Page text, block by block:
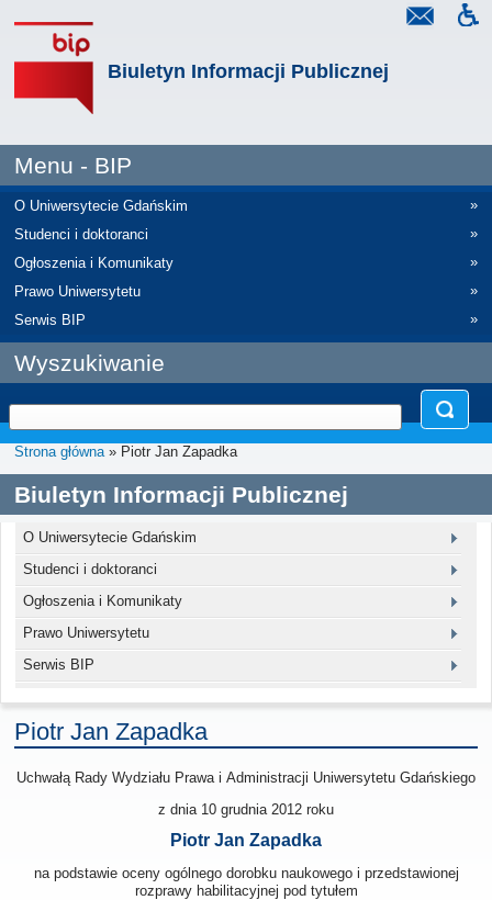
Biuletyn Informacji Publicznej
Menu - BIP
O Uniwersytecie Gdańskim
»
Studenci i doktoranci
»
Ogłoszenia i Komunikaty
»
Prawo Uniwersytetu
»
Serwis BIP
»
Wyszukiwanie
Strona główna» Piotr Jan Zapadka
Biuletyn Informacji Publicznej
O Uniwersytecie Gdańskim
Studenci i doktoranci
Ogłoszenia i Komunikaty
Prawo Uniwersytetu
Serwis BIP
Piotr Jan Zapadka
Uchwałą Rady Wydziału Prawa i Administracji Uniwersytetu Gdańskiego
z dnia 10 grudnia 2012 roku
Piotr Jan Zapadka
na podstawie oceny ogólnego dorobku naukowego i przedstawionej
rozprawy habilitacyjnej pod tytułem